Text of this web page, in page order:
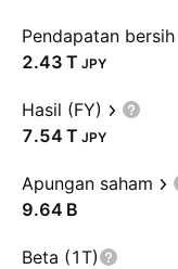
Pendapatan bersih
‪2.43 T‬ JPY
Hasil (FY)
‪7.54 T‬ JPY
Apungan saham
‪9.64 B‬
Beta (1T)